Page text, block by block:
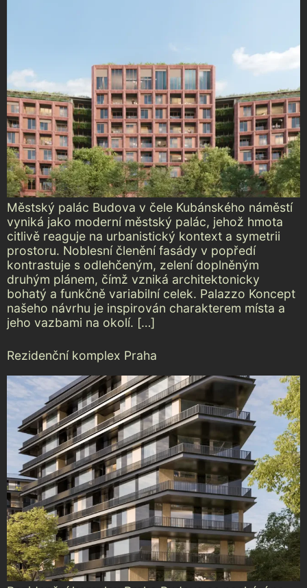
Městský palác Budova v čele Kubánského náměstí
vyniká jako moderní městský palác, jehož hmota
citlivě reaguje na urbanistický kontext a symetrii
prostoru. Noblesní členění fasády v popředí
kontrastuje s odlehčeným, zelení doplněným
druhým plánem, čímž vzniká architektonicky
bohatý a funkčně variabilní celek. Palazzo Koncept
našeho návrhu je inspirován charakterem místa a
jeho vazbami na okolí. […]
Rezidenční komplex Praha